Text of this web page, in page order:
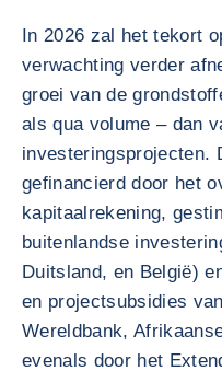
In 2026 zal het tekort
verwachting verder
groei van de
als qua volume – dan
investeringsprojecten.
gefinancierd door het
kapitaalrekening,
buitenlandse
Duitsland, en België)
en projectsubsidies
Wereldbank,
evenals door het